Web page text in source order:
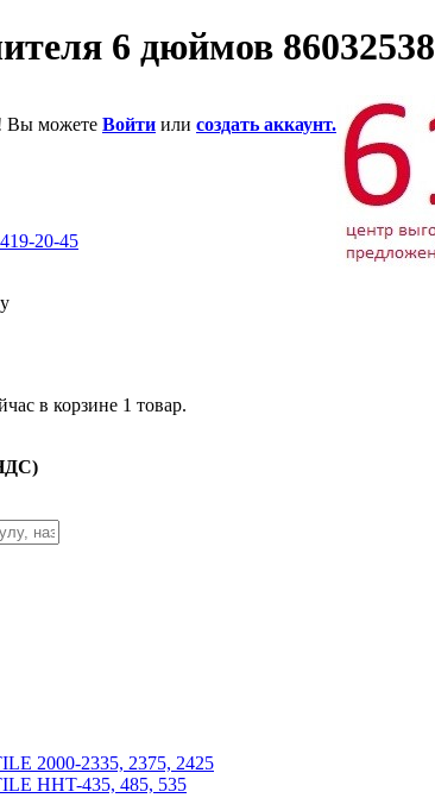
6 дюймов 86032538
Вы можете Войти или создать аккаунт.
20-45
в корзине 1 товар.
2000-2335, 2375, 2425
HHT-435, 485, 535